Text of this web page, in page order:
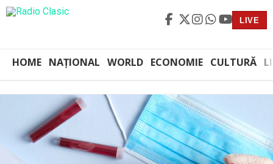
LIVE
HOME NAȚIONAL WORLD ECONOMIE CULTURĂ